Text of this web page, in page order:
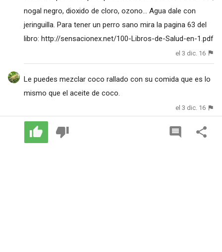
nogal negro, dioxido de cloro, ozono... Agua dale con
jeringuilla. Para tener un perro sano mira la pagina 63 del
libro: http://sensacionex.net/100-Libros-de-Salud-en-1.pdf
el 3 dic. 16
Le puedes mezclar coco rallado con su comida que es lo
mismo que el aceite de coco.
el 3 dic. 16